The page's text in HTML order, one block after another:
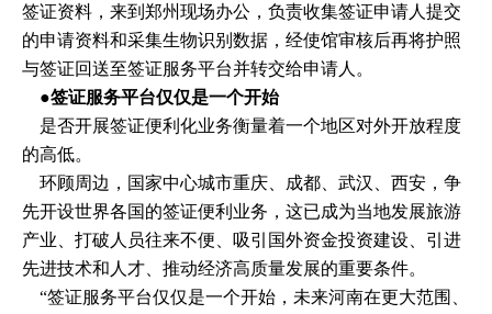
签证资料，来到郑州现场办公，负责收集签证申请人提交
的申请资料和采集生物识别数据，经使馆审核后再将护照
与签证回送至签证服务平台并转交给申请人。
●​签证服务平台仅仅是一个开始
是否开展签证便利化业务衡量着一个地区对外开放程度
的高低。
环顾周边，国家中心城市重庆、成都、武汉、西安，争
先开设世界各国的签证便利业务，这已成为当地发展旅游
产业、打破人员往来不便、吸引国外资金投资建设、引进
先进技术和人才、推动经济高质量发展的重要条件。
“签证服务平台仅仅是一个开始，未来河南在更大范围、